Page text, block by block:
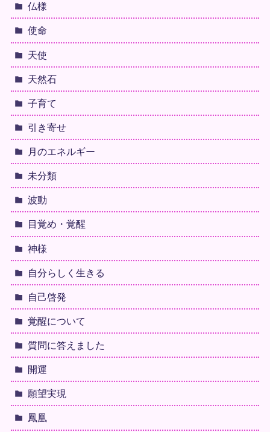
仏様
使命
天使
天然石
子育て
引き寄せ
月のエネルギー
未分類
波動
目覚め・覚醒
神様
自分らしく生きる
自己啓発
覚醒について
質問に答えました
開運
願望実現
鳳凰